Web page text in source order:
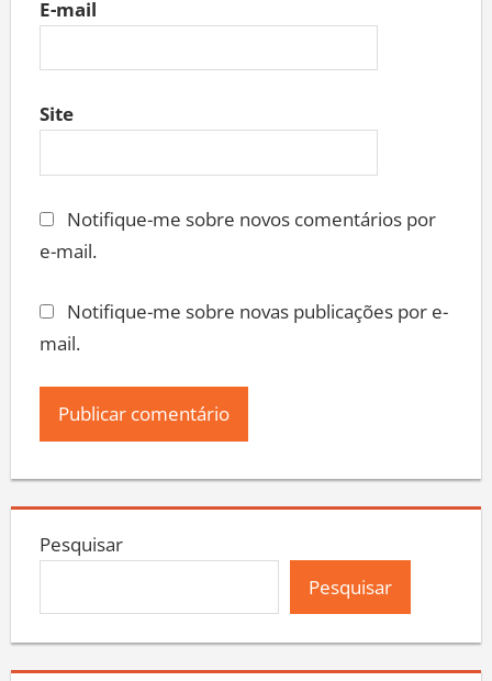
E-mail
Site
Notifique-me sobre novos comentários por
e-mail.
Notifique-me sobre novas publicações por e-
mail.
Pesquisar
Pesquisar